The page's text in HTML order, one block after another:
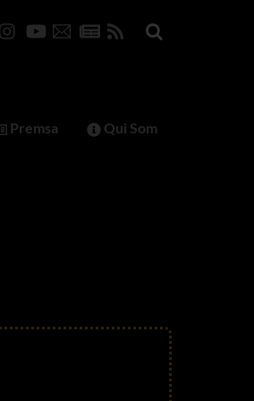
Premsa Qui Som